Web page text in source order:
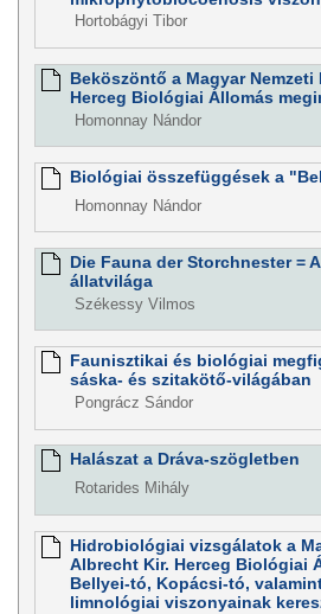
Hortobágyi Tibor
Beköszöntő a Magyar Nemzeti
Herceg Biológiai Állomás
Homonnay Nándor
Biológiai összefüggések a
Homonnay Nándor
Die Fauna der Storchnester =
állatvilága
Székessy Vilmos
Faunisztikai és biológiai
sáska- és szitakötő-világában
Pongrácz Sándor
Halászat a Dráva-szögletben
Rotarides Mihály
Hidrobiológiai vizsgálatok a
Albrecht Kir. Herceg Biológiai
Bellyei-tó, Kopácsi-tó,
limnológiai viszonyainak